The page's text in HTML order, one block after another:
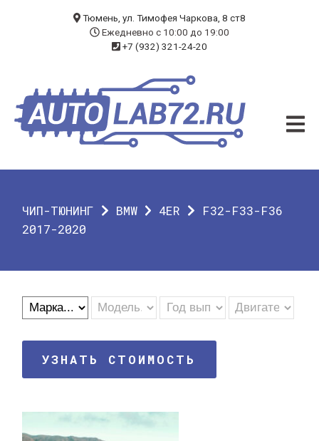
ЧИП-ТЮНИНГ
ДИАГНОСТИКА
О КОМПАНИИ
ГАРАНТИЯ
Тюмень, ул. Тимофея Чаркова, 8 ст8
Ежедневно с 10:00 до 19:00
+7 (932) 321-24-20
ЧИП-ТЮНИНГ BMW 4ER
F32-F33-F36
2017-2020
УЗНАТЬ СТОИМОСТЬ